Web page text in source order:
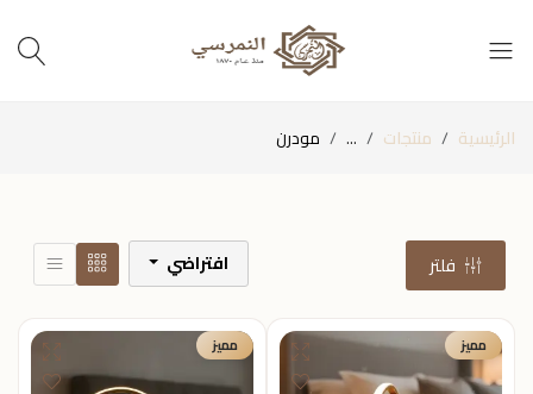
الرئيسية منتجات ... مودرن
فلتر افتراضي
مميز مميز